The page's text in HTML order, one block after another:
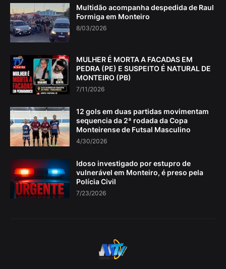
Multidão acompanha despedida de Raul
Formiga em Monteiro
8/03/2026
MULHER É MORTA A FACADAS EM
PEDRA (PE) E SUSPEITO É NATURAL DE
MONTEIRO (PB)
7/11/2026
12 gols em duas partidas movimentam
sequencia da 2ª rodada da Copa
Monteirense de Futsal Masculino
4/30/2026
Idoso investigado por estupro de
vulnerável em Monteiro, é preso pela
Polícia Civil
7/23/2026